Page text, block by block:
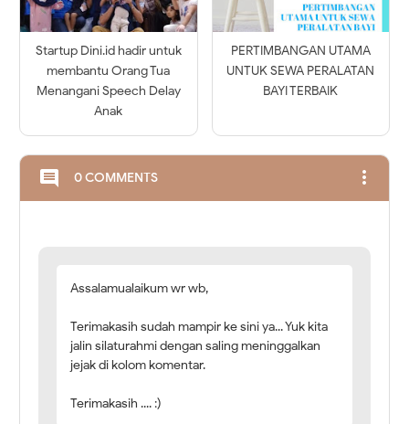
Startup Dini.id hadir untuk
membantu Orang Tua
Menangani Speech Delay
Anak
PERTIMBANGAN UTAMA
UNTUK SEWA PERALATAN
BAYI TERBAIK
comment 0 COMMENTS more_vert
Assalamualaikum wr wb,
Terimakasih sudah mampir ke sini ya... Yuk kita
jalin silaturahmi dengan saling meninggalkan
jejak di kolom komentar.
Terimakasih .... :)